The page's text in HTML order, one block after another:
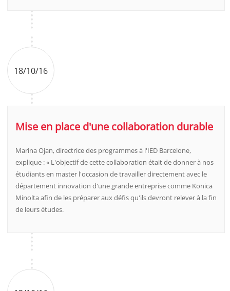
18/10/16
Mise en place d'une collaboration durable
Marina Ojan, directrice des programmes à l'IED Barcelone,
explique : « L'objectif de cette collaboration était de donner à nos
étudiants en master l'occasion de travailler directement avec le
département innovation d'une grande entreprise comme Konica
Minolta afin de les préparer aux défis qu'ils devront relever à la fin
de leurs études.